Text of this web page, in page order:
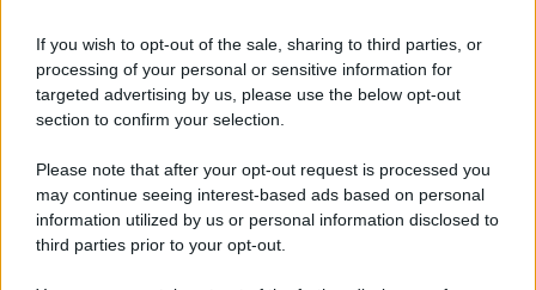
If you wish to opt-out of the sale, sharing to third parties, or
processing of your personal or sensitive information for
targeted advertising by us, please use the below opt-out
section to confirm your selection.
Please note that after your opt-out request is processed you
may continue seeing interest-based ads based on personal
information utilized by us or personal information disclosed to
third parties prior to your opt-out.